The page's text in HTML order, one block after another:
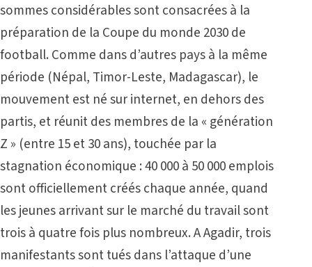
sommes considérables sont consacrées à la
préparation de la Coupe du monde 2030 de
football. Comme dans d’autres pays à la même
période (Népal, Timor-Leste, Madagascar), le
mouvement est né sur internet, en dehors des
partis, et réunit des membres de la « génération
Z » (entre 15 et 30 ans), touchée par la
stagnation économique : 40 000 à 50 000 emplois
sont officiellement créés chaque année, quand
les jeunes arrivant sur le marché du travail sont
trois à quatre fois plus nombreux. A Agadir, trois
manifestants sont tués dans l’attaque d’une